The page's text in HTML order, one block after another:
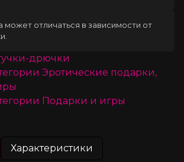
может отличаться в зависимости от
дрючки
Эротические подарки,
Подарки и игры
Характеристики